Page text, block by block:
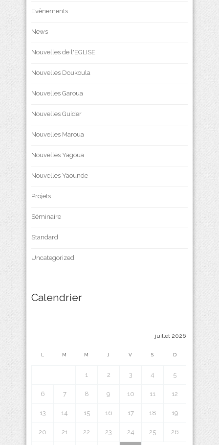
Evènements
News
Nouvelles de l'EGLISE
Nouvelles Doukoula
Nouvelles Garoua
Nouvelles Guider
Nouvelles Maroua
Nouvelles Yagoua
Nouvelles Yaounde
Projets
Séminaire
Standard
Uncategorized
Calendrier
juillet 2026
L M M J V S D
1 2 3 4 5
6 7 8 9 10 11 12
13 14 15 16 17 18 19
20 21 22 23 24 25 26